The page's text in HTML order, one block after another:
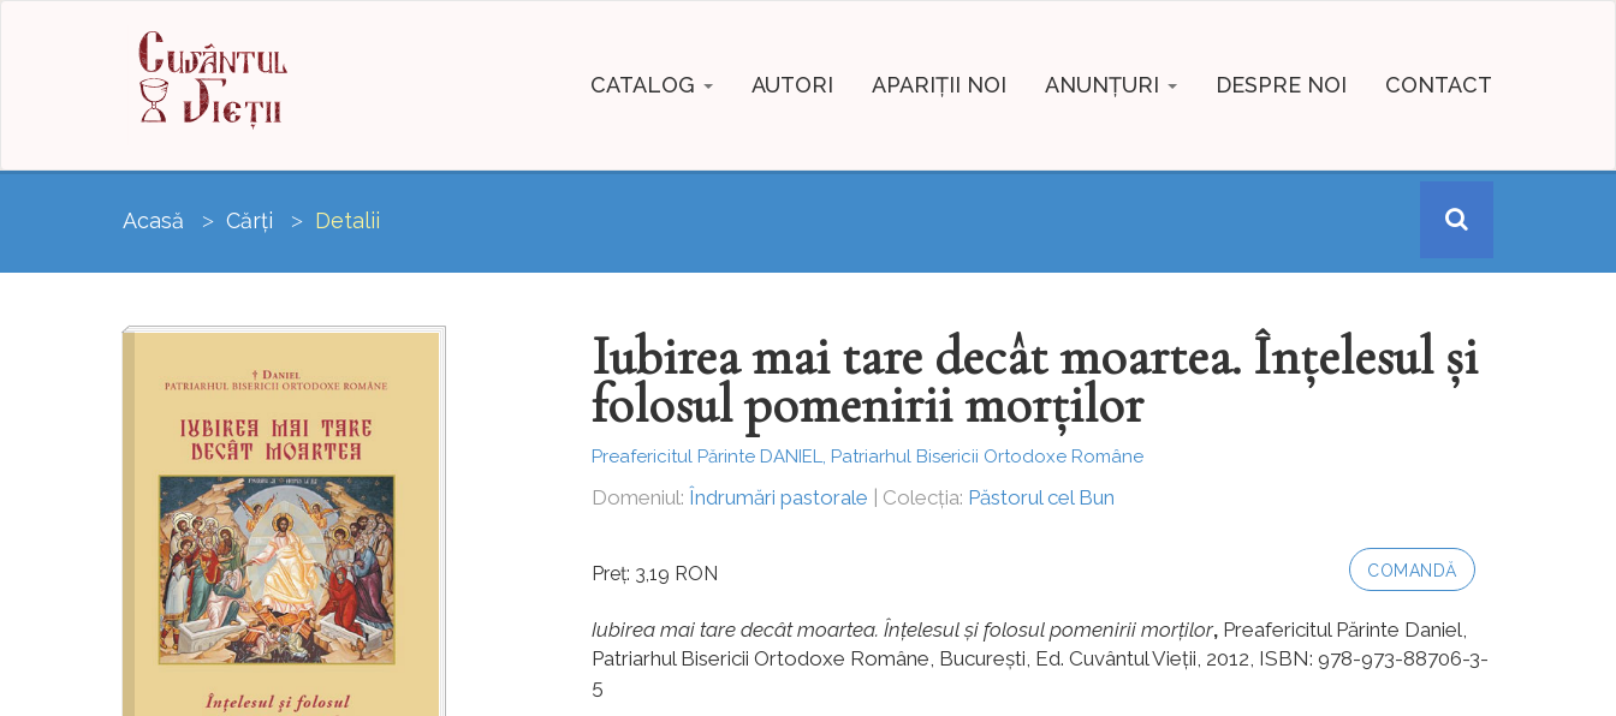
CATALOG AUTORI APARIȚII NOI ANUNȚURI DESPRE NOI CONTACT
Acasă Cărți Detalii
Iubirea mai tare decât moartea. Înţelesul şi
folosul pomenirii morţilor
Preafericitul Părinte DANIEL, Patriarhul Bisericii Ortodoxe Române
Domeniul: Îndrumări pastorale | Colecția: Păstorul cel Bun
Preț: 3,19 RON COMANDĂ
Iubirea mai tare decât moartea. Înţelesul şi folosul pomenirii morţilor, Preafericitul Părinte Daniel,
Patriarhul Bisericii Ortodoxe Române, Bucureşti, Ed. Cuvântul Vieţii, 2012, ISBN: 978-973-88706-3-
5